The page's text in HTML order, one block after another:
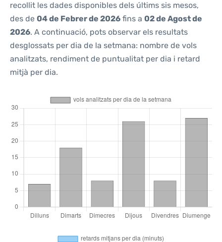
recollit les dades disponibles dels últims sis mesos,
des de 04 de Febrer de 2026 fins a 02 de Agost de
2026. A continuació, pots observar els resultats
desglossats per dia de la setmana: nombre de vols
analitzats, rendiment de puntualitat per dia i retard
mitjà per dia.